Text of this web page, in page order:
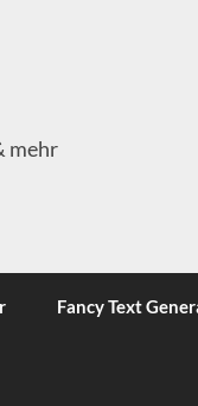
mehr
Fancy Text